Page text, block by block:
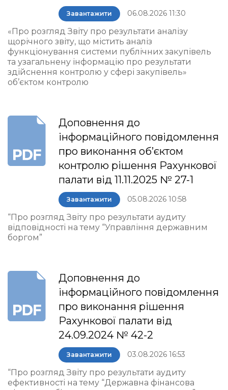
Завантажити 06.08.2026 11:30
«Про розгляд Звіту про результати аналізу
щорічного звіту, що містить аналіз
функціонування системи публічних закупівель
та узагальнену інформацію про результати
здійснення контролю у сфері закупівель»
об’єктом контролю
Доповнення до
інформаційного повідомлення
про виконання об’єктом
контролю рішення Рахункової
палати від 11.11.2025 № 27-1
Завантажити 05.08.2026 10:58
“Про розгляд Звіту про результати аудиту
відповідності на тему “Управління державним
боргом”
Доповнення до
інформаційного повідомлення
про виконання рішення
Рахункової палати від
24.09.2024 № 42-2
Завантажити 03.08.2026 16:53
“Про розгляд Звіту про результати аудиту
ефективності на тему “Державна фінансова